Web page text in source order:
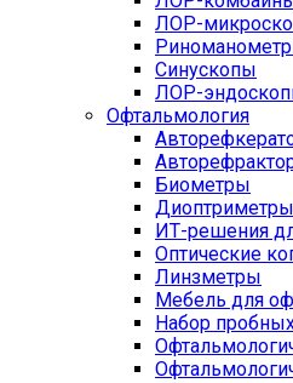
ЛОР-
Синускопы
ЛОР-
Офтальмология
Биометры
Диоптриметры
ИТ-решения
Оптические
Линзметры
Мебель для
Набор